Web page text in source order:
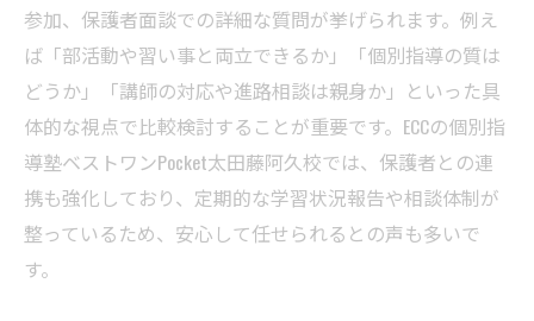
参加、保護者面談での詳細な質問が挙げられます。例え
ば「部活動や習い事と両立できるか」「個別指導の質は
どうか」「講師の対応や進路相談は親身か」といった具
体的な視点で比較検討することが重要です。ECCの個別指
導塾ベストワンPocket太田藤阿久校では、保護者との連
携も強化しており、定期的な学習状況報告や相談体制が
整っているため、安心して任せられるとの声も多いで
す。